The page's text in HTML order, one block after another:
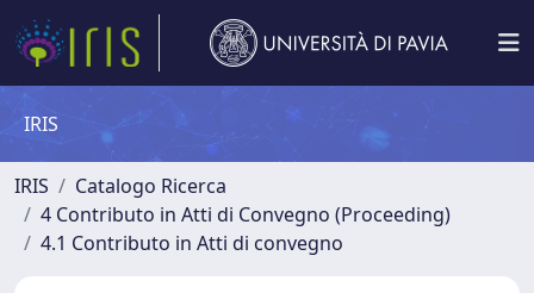
IRIS
IRIS
Catalogo Ricerca
4 Contributo in Atti di Convegno (Proceeding)
4.1 Contributo in Atti di convegno